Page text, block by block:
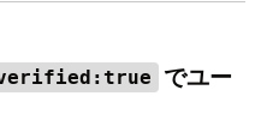
でユー